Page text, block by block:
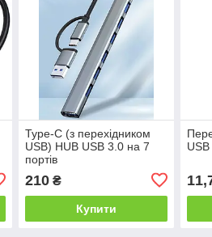
Type-C (з перехідником
USB) HUB USB 3.0 на 7
портів
210₴
Купити
USB